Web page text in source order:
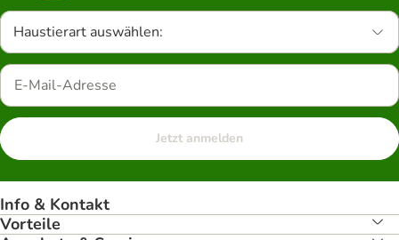
Haustierart auswählen:
Jetzt anmelden
Info & Kontakt
Vorteile